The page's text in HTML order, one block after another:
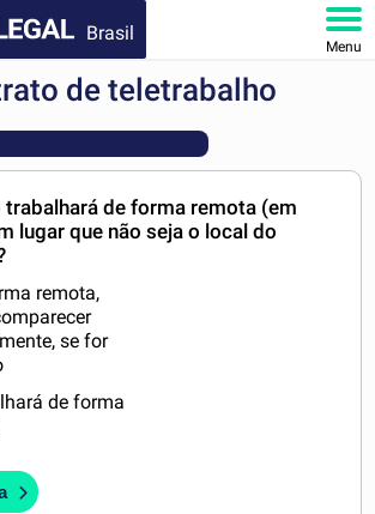
Brasil
Menu
de teletrabalho
trabalhará de forma remota (em
lugar que não seja o local do
remota,
se for
de forma